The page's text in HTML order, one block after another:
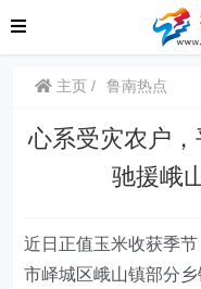
主页 鲁南热点
心系受灾农户
驰援峨
近日 正值玉米收获季节
市峄城区峨山镇部分